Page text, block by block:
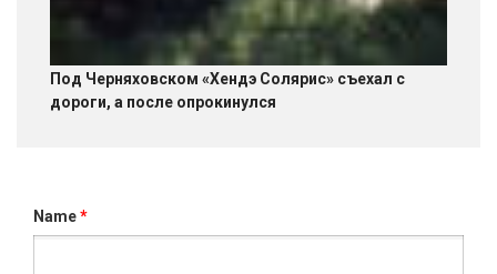
Под Черняховском «Хендэ Солярис» съехал с
дороги, а после опрокинулся
Name*